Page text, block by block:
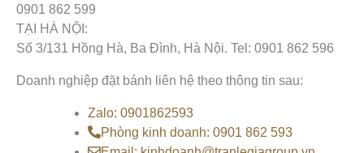
0901 862 599
TẠI HÀ NỘI:
Số 3/131 Hồng Hà, Ba Đình, Hà Nội. Tel: 0901 862 596
Doanh nghiệp đặt bánh liên hệ theo thông tin sau:
Zalo: 0901862593
Phòng kinh doanh: 0901 862 593